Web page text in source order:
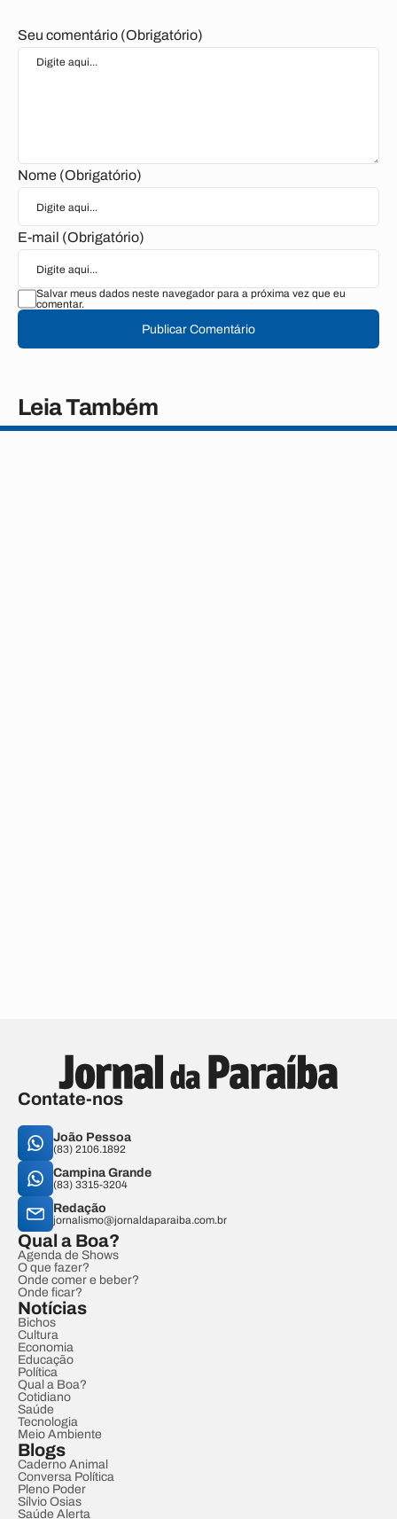
Seu comentário (Obrigatório)
Nome (Obrigatório)
E-mail (Obrigatório)
Salvar meus dados neste navegador para a próxima vez que eu
comentar.
Publicar Comentário
Leia Também
Contate-nos
João Pessoa
(83) 2106.1892
Campina Grande
(83) 3315-3204
Redação
jornalismo@jornaldaparaiba.com.br
Qual a Boa?
Agenda de Shows
O que fazer?
Onde comer e beber?
Onde ficar?
Notícias
Bichos
Cultura
Economia
Educação
Política
Qual a Boa?
Cotidiano
Saúde
Tecnologia
Meio Ambiente
Blogs
Caderno Animal
Conversa Política
Pleno Poder
Sílvio Osias
Saúde Alerta